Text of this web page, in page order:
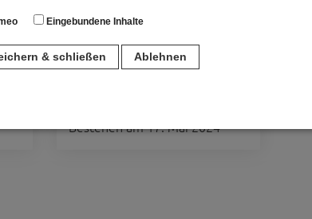
Eingebundene Inhalte
& schließen Ablehnen
200 Jahre Bibelzentrum
Bestehen am 17. Mai 2024